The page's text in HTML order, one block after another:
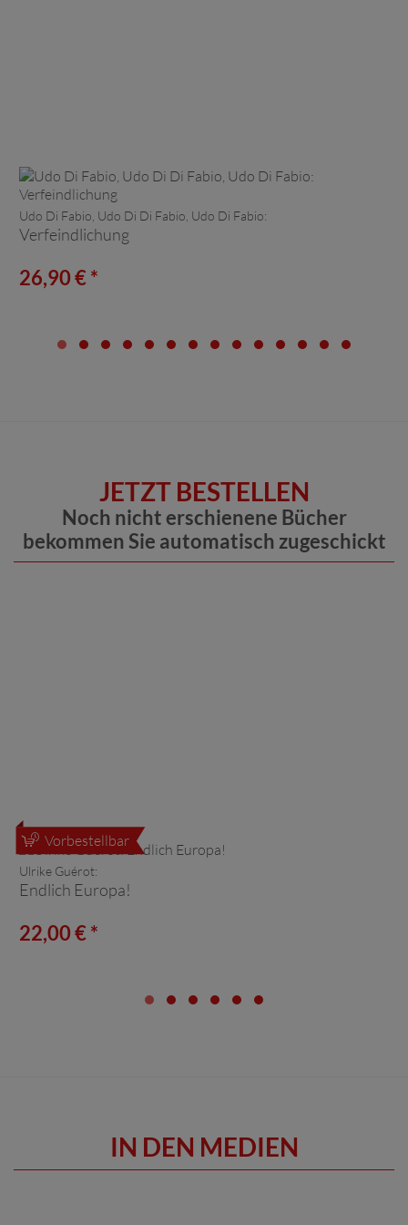
Udo Di Fabio, Udo Di Di Fabio, Udo Di Fabio:
Verfeindlichung
26,90 € *
JETZT BESTELLEN
Noch nicht erschienene Bücher
bekommen Sie automatisch zugeschickt
Vorbestellbar
Ulrike Guérot:
Endlich Europa!
22,00 € *
IN DEN MEDIEN